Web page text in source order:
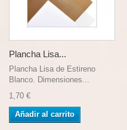
Plancha Lisa...
Plancha Lisa de Estireno
Blanco. Dimensiones...
1,70 €
Añadir al carrito